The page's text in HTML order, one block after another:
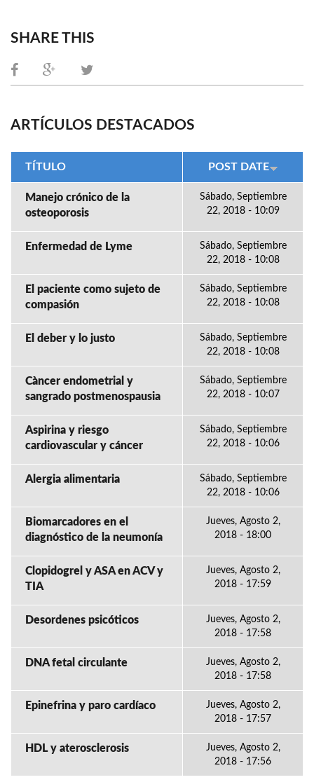
SHARE THIS
ARTÍCULOS DESTACADOS
TÍTULO POST DATE
Manejo crónico de la
osteoporosis
Sábado, Septiembre
22, 2018 - 10:09
Enfermedad de Lyme
Sábado, Septiembre
22, 2018 - 10:08
El paciente como sujeto de
compasión
Sábado, Septiembre
22, 2018 - 10:08
El deber y lo justo
Sábado, Septiembre
22, 2018 - 10:08
Càncer endometrial y
sangrado postmenospausia
Sábado, Septiembre
22, 2018 - 10:07
Aspirina y riesgo
cardiovascular y cáncer
Sábado, Septiembre
22, 2018 - 10:06
Alergia alimentaria
Sábado, Septiembre
22, 2018 - 10:06
Biomarcadores en el
diagnóstico de la neumonía
Jueves, Agosto 2,
2018 - 18:00
Clopidogrel y ASA en ACV y
TIA
Jueves, Agosto 2,
2018 - 17:59
Desordenes psicóticos
Jueves, Agosto 2,
2018 - 17:58
DNA fetal circulante
Jueves, Agosto 2,
2018 - 17:58
Epinefrina y paro cardíaco
Jueves, Agosto 2,
2018 - 17:57
HDL y aterosclerosis
Jueves, Agosto 2,
2018 - 17:56